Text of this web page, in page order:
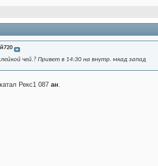
чей.? Привет в 14:30 на внутр. мкад запад
Рекс1 087 ан